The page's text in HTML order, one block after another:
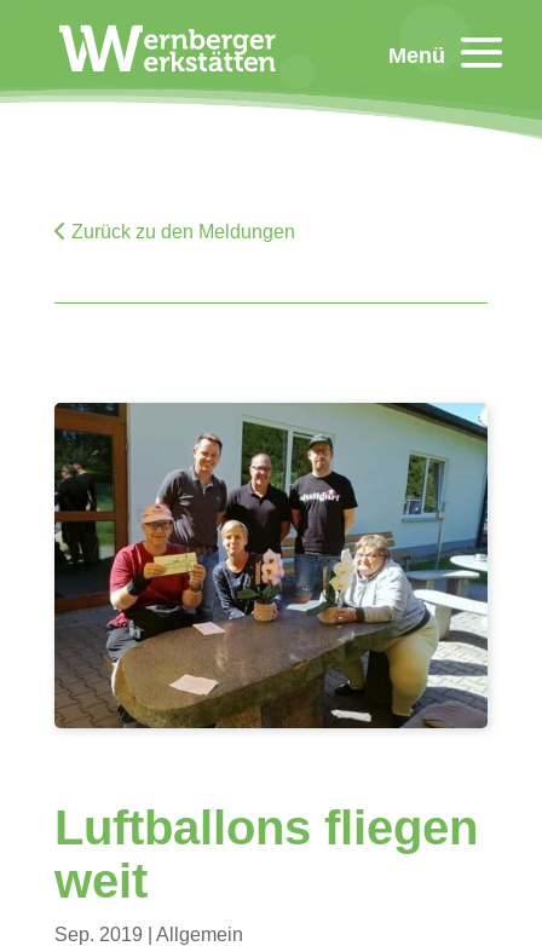
Menü
Zurück zu den Meldungen
Luftballons fliegen
weit
Sep. 2019 | Allgemein